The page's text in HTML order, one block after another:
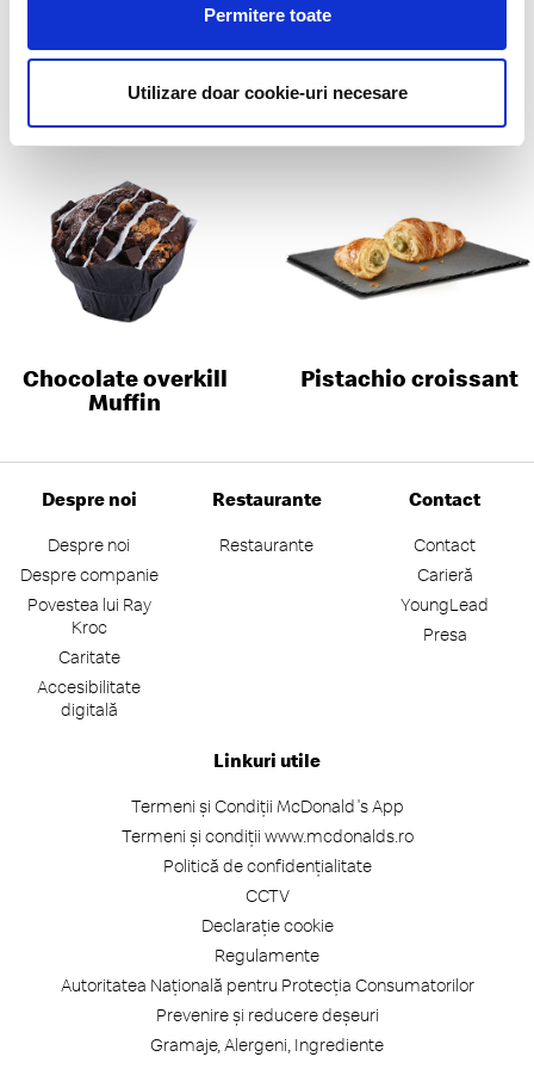
Permitere toate
Utilizare doar cookie-uri necesare
Sakura Iced Latte
Salted Caramel Nut
Muffin
Chocolate overkill
Muffin
Pistachio croissant
Despre noi
Despre noi
Despre companie
Povestea lui Ray
Kroc
Caritate
Accesibilitate
digitală
Restaurante
Restaurante
Contact
Contact
Carieră
YoungLead
Presa
Linkuri utile
Termeni și Condiții McDonald's App
Termeni și condiții www.mcdonalds.ro
Politică de confidențialitate
CCTV
Declarație cookie
Regulamente
Autoritatea Națională pentru Protecția Consumatorilor
Prevenire și reducere deșeuri
Gramaje, Alergeni, Ingrediente